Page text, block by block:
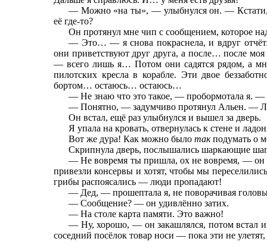
— Можно «на ты», — улыбнулся он. — Кстати,
её где-то?
Он протянул мне чип с сообщением, которое
— Это… — я снова покраснела, и вдруг
они приветствуют друг друга, а после… после
— всего лишь я… Потом они садятся рядом, а
пилотских кресла в корабле. Эти двое
бортом… остаюсь… остаюсь…
— Не знаю что это такое, — пробормотала я.
— Понятно, — задумчиво протянул Альен. —
Он встал, ещё раз улыбнулся и вышел за дверь.
Я упала на кровать, отвернулась к стене и
Вот же дура! Как можно было такподумать о
Скрипнула дверь, послышались шаркающие
— Не вовремя ты пришла, ох не вовремя, — он
привезли консервы и хотят, чтобы мы
грибы распоясались — люди пропадают!
— Дед, — прошептала я, не поворачивая
— Сообщение? — он удивлённо затих.
— На столе карта памяти. Это важно!
— Ну, хорошо, — он закашлялся, потом встал
соседний посёлок товар носи — пока эти не